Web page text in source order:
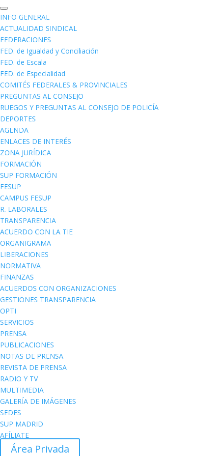
INFO GENERAL
ACTUALIDAD SINDICAL
FEDERACIONES
FED. de Igualdad y Conciliación
FED. de Escala
FED. de Especialidad
COMITÉS FEDERALES & PROVINCIALES
PREGUNTAS AL CONSEJO
RUEGOS Y PREGUNTAS AL CONSEJO DE POLICÍA
DEPORTES
AGENDA
ENLACES DE INTERÉS
ZONA JURÍDICA
FORMACIÓN
SUP FORMACIÓN
FESUP
CAMPUS FESUP
R. LABORALES
TRANSPARENCIA
ACUERDO CON LA TIE
ORGANIGRAMA
LIBERACIONES
NORMATIVA
FINANZAS
ACUERDOS CON ORGANIZACIONES
GESTIONES TRANSPARENCIA
OPTI
SERVICIOS
PRENSA
PUBLICACIONES
NOTAS DE PRENSA
REVISTA DE PRENSA
RADIO Y TV
MULTIMEDIA
GALERÍA DE IMÁGENES
SEDES
SUP MADRID
AFÍLIATE
Área Privada